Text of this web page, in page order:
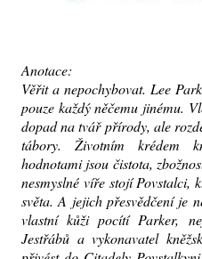
Anotace:
Věřit a nepochybovat. Lee
pouze každý něčemu jinému.
dopad na tvář přírody, ale
tábory. Životním krédem
hodnotami jsou čistota,
nesmyslné víře stojí Povstalci,
světa. A jejich přesvědčení je
vlastní kůži pocítí Parker,
Jestřábů a vykonavatel